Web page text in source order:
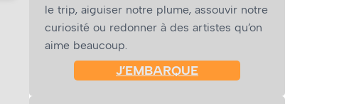
le trip, aiguiser notre plume, assouvir notre
curiosité ou redonner à des artistes qu’on
aime beaucoup.
J’EMBARQUE